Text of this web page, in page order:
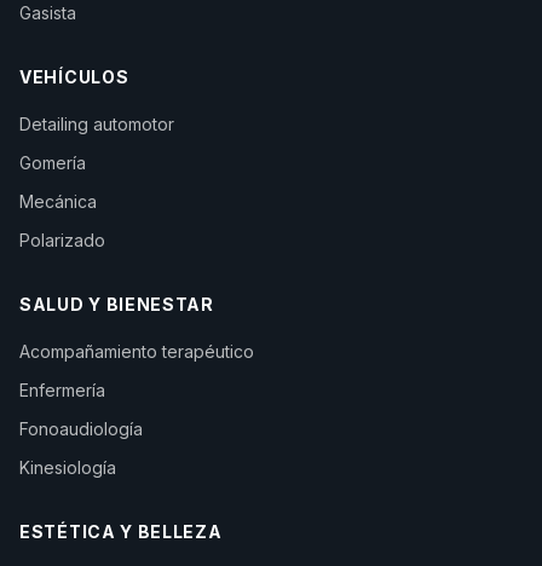
Gasista
VEHÍCULOS
Detailing automotor
Gomería
Mecánica
Polarizado
SALUD Y BIENESTAR
Acompañamiento terapéutico
Enfermería
Fonoaudiología
Kinesiología
ESTÉTICA Y BELLEZA